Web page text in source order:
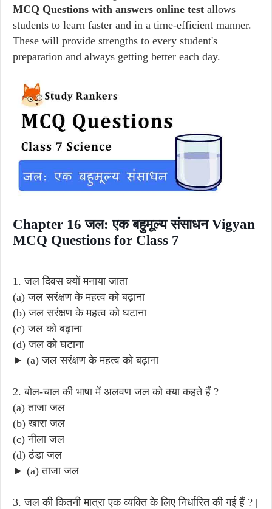
MCQ Questions with answers online test allows
students to learn faster and in a time-efficient manner.
These will provide strengths to every student's
preparation and always getting better each day.
Chapter 16 जल: एक बहुमूल्य संसाधन Vigyan
MCQ Questions for Class 7
1. जल दिवस क्यों मनाया जाता
(a) जल सरंक्षण के महत्व को बढ़ाना
(b) जल सरंक्षण के महत्व को घटाना
(c) जल को बढ़ाना
(d) जल को घटाना
► (a) जल सरंक्षण के महत्व को बढ़ाना
2. बोल-चाल की भाषा में अलवण जल को क्या कहते हैं ?
(a) ताजा जल
(b) खारा जल
(c) नीला जल
(d) ठंडा जल
► (a) ताजा जल
3. जल की कितनी मात्रा एक व्यक्ति के लिए निर्धारित की गई हैं ? |